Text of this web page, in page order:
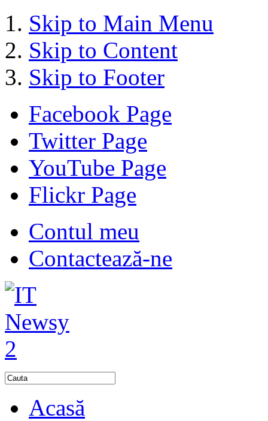
Skip to Main Menu
Skip to Content
Skip to Footer
Facebook Page
Twitter Page
YouTube Page
Flickr Page
Contul meu
Contactează-ne
Acasă